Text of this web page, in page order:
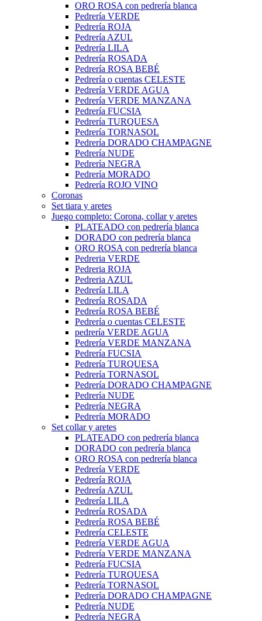
ORO ROSA con pedrería blanca
Pedrería VERDE
Pedrería ROJA
Pedrería AZUL
Pedrería LILA
Pedrería ROSADA
Pedrería ROSA BEBÉ
Pedrería o cuentas CELESTE
Pedrería VERDE AGUA
Pedrería VERDE MANZANA
Pedrería FUCSIA
Pedrería TURQUESA
Pedrería TORNASOL
Pedrería DORADO CHAMPAGNE
Pedrería NUDE
Pedrería NEGRA
Pedrería MORADO
Pedrería ROJO VINO
Coronas
Set tiara y aretes
Juego completo: Corona, collar y aretes
PLATEADO con pedrería blanca
DORADO con pedrería blanca
ORO ROSA con pedrería blanca
Pedreria VERDE
Pedreria ROJA
Pedreria AZUL
Pedrería LILA
Pedrería ROSADA
Pedrería ROSA BEBÉ
Pedrería o cuentas CELESTE
pedrería VERDE AGUA
Pedrería VERDE MANZANA
Pedrería FUCSIA
Pedrería TURQUESA
Pedrería TORNASOL
Pedrería DORADO CHAMPAGNE
Pedrería NUDE
Pedrería NEGRA
Pedrería MORADO
Set collar y aretes
PLATEADO con pedrería blanca
DORADO con pedrería blanca
ORO ROSA con pedrería blanca
Pedrería VERDE
Pedrería ROJA
Pedrería AZUL
Pedrería LILA
Pedrería ROSADA
Pedrería ROSA BEBÉ
Pedrería CELESTE
Pedrería VERDE AGUA
Pedrería VERDE MANZANA
Pedrería FUCSIA
Pedrería TURQUESA
Pedrería TORNASOL
Pedrería DORADO CHAMPAGNE
Pedrería NUDE
Pedrería NEGRA